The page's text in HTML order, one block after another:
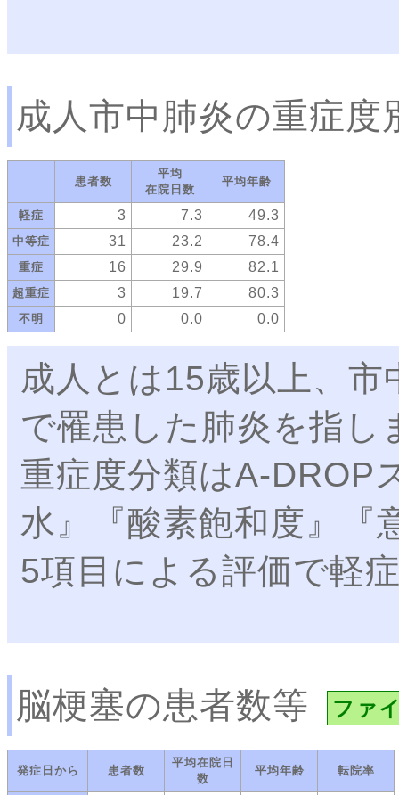
成人市中肺炎の重症度
患者数
平均
在院日数
平均年齢
軽症 3 7.3 49.3
中等症 31 23.2 78.4
重症 16 29.9 82.1
超重症 3 19.7 80.3
不明 0 0.0 0.0
成人とは15歳以上、
で罹患した肺炎を指し
重症度分類はA-DROP
水』『酸素飽和度』『
5項目による評価で軽
脳梗塞の患者数等 ファ
発症日から 患者数
平均在院日
数
平均年齢 転院率